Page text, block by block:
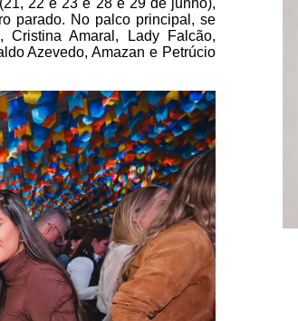
22 e 23 e 28 e 29 de junho),
parado. No palco principal, se
Cristina Amaral, Lady Falcão,
Azevedo, Amazan e Petrúcio